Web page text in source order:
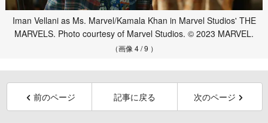
Iman Vellani as Ms. Marvel/Kamala Khan in Marvel Studios' THE
MARVELS. Photo courtesy of Marvel Studios. © 2023 MARVEL.
（画像 4 / 9 ）
前のページ 記事に戻る 次のページ